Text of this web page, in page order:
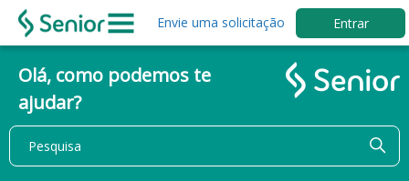
Envie uma solicitação Entrar
Olá, como podemos te
ajudar?